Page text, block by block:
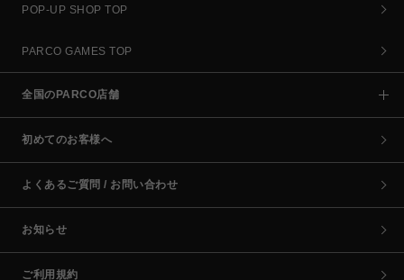
POP-UP SHOP TOP
PARCO GAMES TOP
全国のPARCO店舗
初めてのお客様へ
よくあるご質問 / お問い合わせ
お知らせ
ご利用規約